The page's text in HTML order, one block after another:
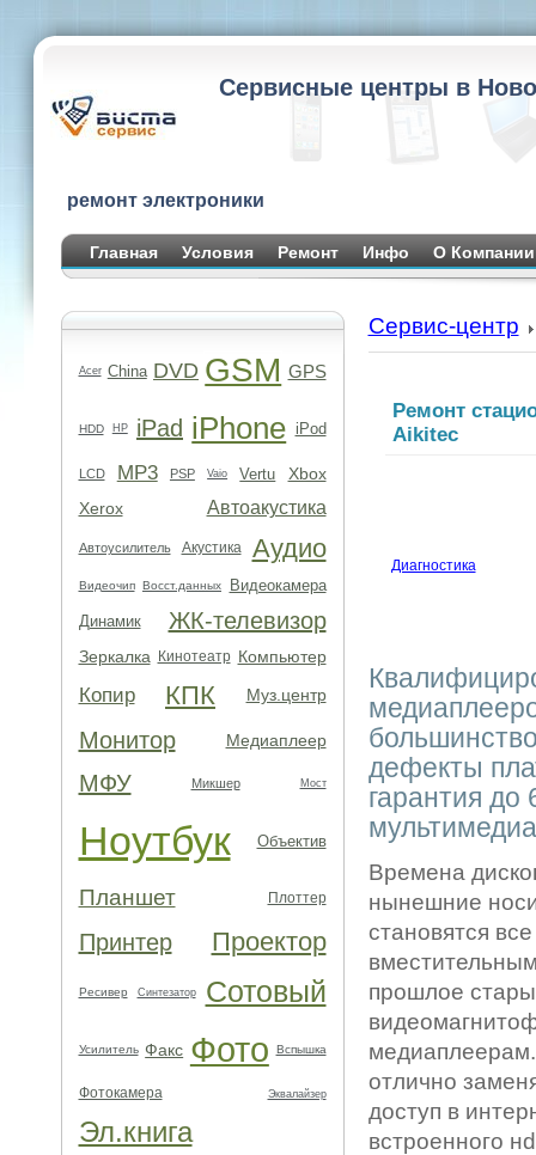
Сервисные центры в
ремонт электроники
Главная Условия Ремонт Инфо О Компании
Acer China DVD GSM GPS
HDD HP iPad iPhone iPod
LCD MP3 PSP Vaio Vertu
Xbox
Xerox
Автоакустика
Автоусилитель Акустика Аудио
Видеочип Восст.данных
Видеокамера
Динамик
ЖК-телевизор
Зеркалка Кинотеатр Компьютер
Копир КПК Муз.центр
Монитор Медиаплеер
МФУ Микшер Мост
Ноутбук Объектив
Планшет Плоттер
Принтер Проектор
Ресивер Синтезатор Сотовый
Усилитель Факс Фото Вспышка
Фотокамера Эквалайзер
Эл.книга
Сервис-центр
Ремонт
Aikitec
Диагностика
дефекты
гарантия до
Времена
нынешние
становятся
прошлое
отлично
доступ в
встроенного